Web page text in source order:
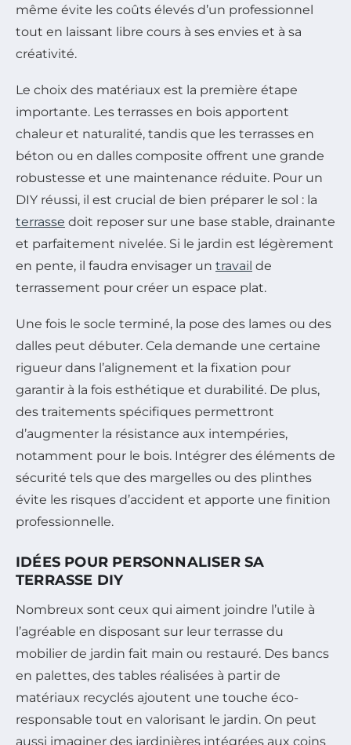
même évite les coûts élevés d’un professionnel
tout en laissant libre cours à ses envies et à sa
créativité.
Le choix des matériaux est la première étape
importante. Les terrasses en bois apportent
chaleur et naturalité, tandis que les terrasses en
béton ou en dalles composite offrent une grande
robustesse et une maintenance réduite. Pour un
DIY réussi, il est crucial de bien préparer le sol : la
terrasse doit reposer sur une base stable, drainante
et parfaitement nivelée. Si le jardin est légèrement
en pente, il faudra envisager un travail de
terrassement pour créer un espace plat.
Une fois le socle terminé, la pose des lames ou des
dalles peut débuter. Cela demande une certaine
rigueur dans l’alignement et la fixation pour
garantir à la fois esthétique et durabilité. De plus,
des traitements spécifiques permettront
d’augmenter la résistance aux intempéries,
notamment pour le bois. Intégrer des éléments de
sécurité tels que des margelles ou des plinthes
évite les risques d’accident et apporte une finition
professionnelle.
IDÉES POUR PERSONNALISER SA
TERRASSE DIY
Nombreux sont ceux qui aiment joindre l’utile à
l’agréable en disposant sur leur terrasse du
mobilier de jardin fait main ou restauré. Des bancs
en palettes, des tables réalisées à partir de
matériaux recyclés ajoutent une touche éco-
responsable tout en valorisant le jardin. On peut
aussi imaginer des jardinières intégrées aux coins